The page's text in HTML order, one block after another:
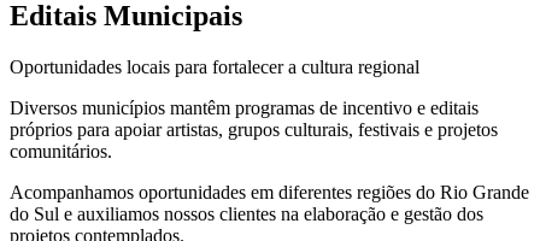
Editais Municipais
Oportunidades locais para fortalecer a cultura regional
Diversos municípios mantêm programas de incentivo e editais
próprios para apoiar artistas, grupos culturais, festivais e projetos
comunitários.
Acompanhamos oportunidades em diferentes regiões do Rio Grande
do Sul e auxiliamos nossos clientes na elaboração e gestão dos
projetos contemplados.